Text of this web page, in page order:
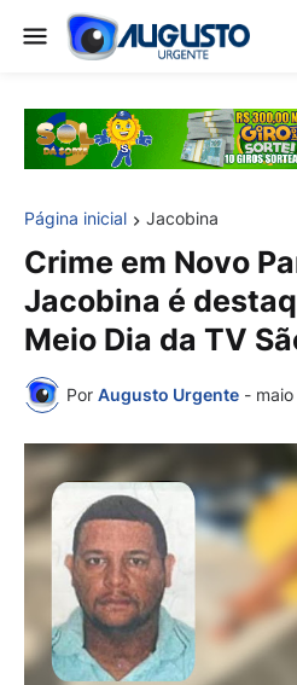
Página inicial Jacobina
Crime em Novo
Jacobina é
Meio Dia da TV
Por Augusto Urgente -